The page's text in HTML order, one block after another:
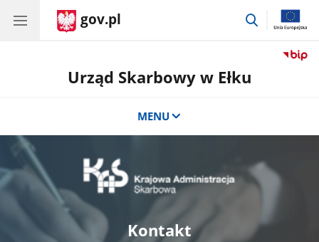
gov.pl
przejdź
Urząd Skarbowy w Ełku
MENU
Kontakt